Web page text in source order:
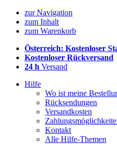
zur Navigation
zum Inhalt
zum Warenkorb
Österreich: Kostenloser
Kostenloser Rückversand
24 h Versand
Hilfe
Wo ist meine
Rücksendungen
Versandkosten
Kontakt
Alle Hilfe-Themen